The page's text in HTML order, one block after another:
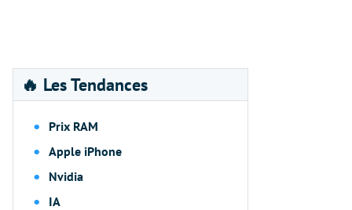
🔥 Les Tendances
Prix RAM
Apple iPhone
Nvidia
IA